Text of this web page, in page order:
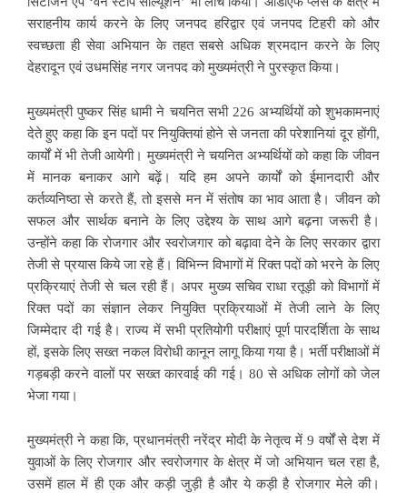
सराहनीय कार्य करने के लिए जनपद हरिद्वार एवं जनपद टिहरी को और
स्वच्छता ही सेवा अभियान के तहत सबसे अधिक श्रमदान करने के लिए
देहरादून एवं उधमसिंह नगर जनपद को मुख्यमंत्री ने पुरस्कृत किया।
मुख्यमंत्री पुष्कर सिंह धामी ने चयनित सभी 226 अभ्यर्थियों को शुभकामनाएं
देते हुए कहा कि इन पदों पर नियुक्तियां होने से जनता की परेशानियां दूर होंगी,
कार्यों में भी तेजी आयेगी। मुख्यमंत्री ने चयनित अभ्यर्थियों को कहा कि जीवन
में मानक बनाकर आगे बढ़ें। यदि हम अपने कार्यों को ईमानदारी और
कर्तव्यनिष्ठा से करते हैं, तो इससे मन में संतोष का भाव आता है। जीवन को
सफल और सार्थक बनाने के लिए उद्देश्य के साथ आगे बढ़ना जरूरी है।
उन्होंने कहा कि रोजगार और स्वरोजगार को बढ़ावा देने के लिए सरकार द्वारा
तेजी से प्रयास किये जा रहे हैं। विभिन्न विभागों में रिक्त पदों को भरने के लिए
प्रक्रियाएं तेजी से चल रही हैं। अपर मुख्य सचिव राधा रतूड़ी को विभागों में
रिक्त पदों का संज्ञान लेकर नियुक्ति प्रक्रियाओं में तेजी लाने के लिए
जिम्मेदार दी गई है। राज्य में सभी प्रतियोगी परीक्षाएं पूर्ण पारदर्शिता के साथ
हों, इसके लिए सख्त नकल विरोधी कानून लागू किया गया है। भर्ती परीक्षाओं में
गड़बड़ी करने वालों पर सख्त कारवाई की गई। 80 से अधिक लोगों को जेल
भेजा गया।
मुख्यमंत्री ने कहा कि, प्रधानमंत्री नरेंद्र मोदी के नेतृत्व में 9 वर्षों से देश में
युवाओं के लिए रोजगार और स्वरोजगार के क्षेत्र में जो अभियान चल रहा है,
उसमें हाल में ही एक और कड़ी जुड़ी है और ये कड़ी है रोजगार मेले की।